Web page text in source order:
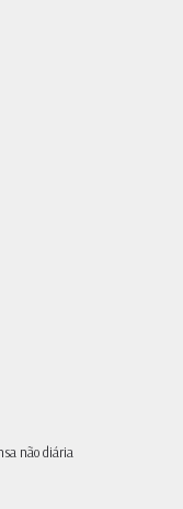
não diária